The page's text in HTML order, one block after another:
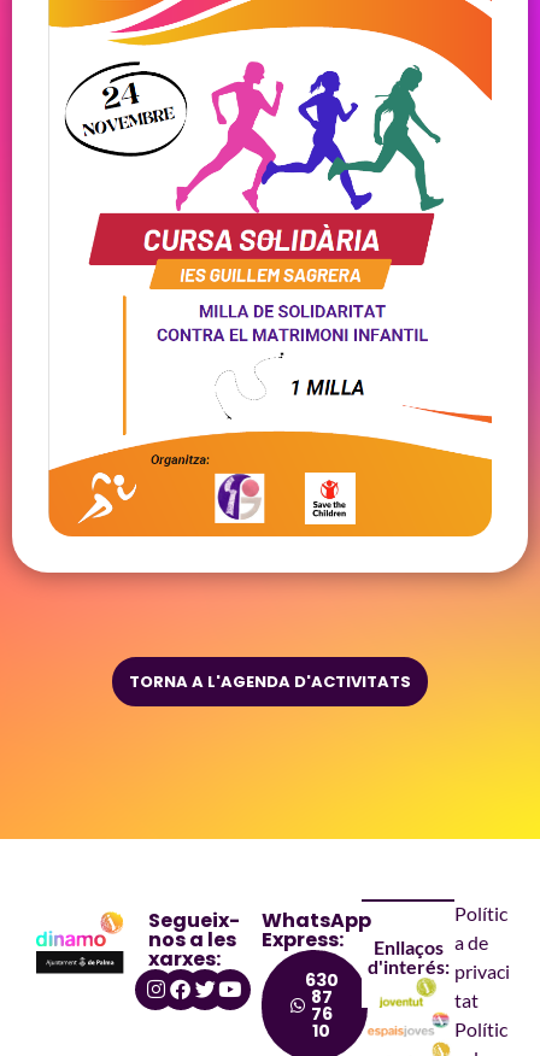
TORNA A L'AGENDA D'ACTIVITATS
Segueix-
nos a les
xarxes:
WhatsApp
Express:
630
87
76
10
Enllaços
d'interés:
Polític
a de
privaci
tat
Polític